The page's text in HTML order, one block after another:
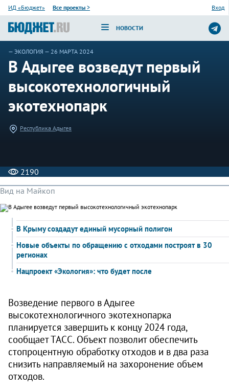
ИД «Бюджет» Все проекты > Вход
НОВОСТИ
— ЭКОЛОГИЯ — 26 МАРТА 2024
В Адыгее возведут первый
высокотехнологичный
экотехнопарк
Республика Адыгея
2190
Вид на Майкоп
В Крыму создадут единый мусорный полигон
Новые объекты по обращению с отходами построят в 30
регионах
Нацпроект «Экология»: что будет после
Возведение первого в Адыгее
высокотехнологичного экотехнопарка
планируется завершить к концу 2024 года,
сообщает ТАСС. Объект позволит обеспечить
стопроцентную обработку отходов и в два раза
снизить направляемый на захоронение объем
отходов.